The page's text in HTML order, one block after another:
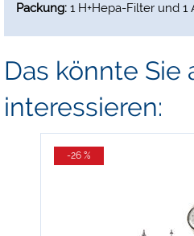
Packung: 1 H+Hepa-Filter und 1
Das könnte Sie
interessieren:
-26 %